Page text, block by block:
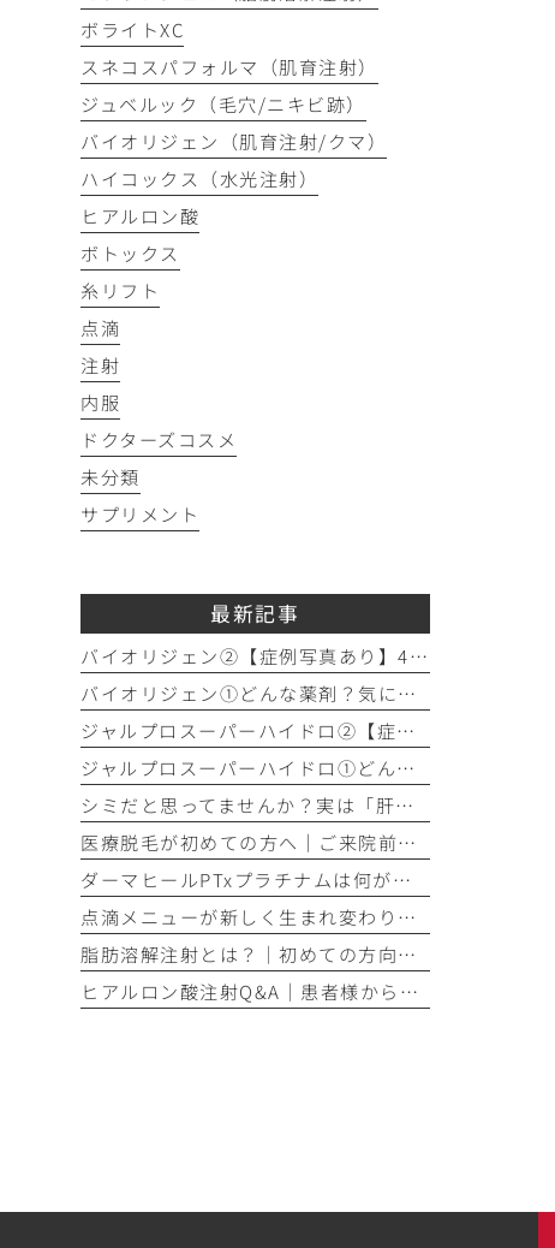
ボライトXC
スネコスパフォルマ（肌育注射）
ジュベルック（毛穴/ニキビ跡）
バイオリジェン（肌育注射/クマ）
ハイコックス（水光注射）
ヒアルロン酸
ボトックス
糸リフト
点滴
注射
内服
ドクターズコスメ
未分類
サプリメント
最新記事
バイオリジェン②【症例写真あり】40代女性：目元の小じわ改善
バイオリジェン①どんな薬剤？気になる効果やダウンタイムについて解説
ジャルプロスーパーハイドロ②【症例写真あり】50代女性：ほうれい線・口横たるみ改善【手打ち注射】
ジャルプロスーパーハイドロ①どんな薬剤？手打ちとハイコックスの違いも解説
シミだと思ってませんか？実は「肝斑」かもしれません
医療脱毛が初めての方へ│ご来院前の「剃毛」がとても大切な理由
ダーマヒールPTxプラチナムは何が違う？│他の肌育製剤との違いを解説
点滴メニューが新しく生まれ変わりました！プレミアム美容点滴・プレミアム疲労回復点滴がスタート
脂肪溶解注射とは？｜初めての方向け解説
ヒアルロン酸注射Q&A｜患者様からよくいただくご質問10選